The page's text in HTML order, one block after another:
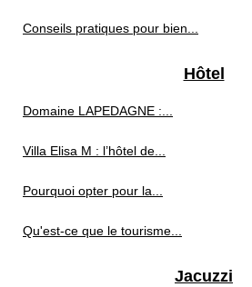
Conseils pratiques pour bien...
Hôtel
Domaine LAPEDAGNE :...
Villa Elisa M : l’hôtel de...
Pourquoi opter pour la...
Qu'est-ce que le tourisme...
Jacuzzi